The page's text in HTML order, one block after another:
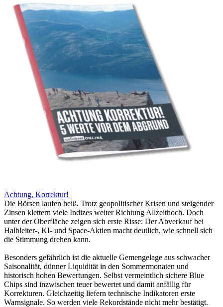
Achtung, Korrektur!
Die Börsen laufen heiß. Trotz geopolitischer Krisen und steigender
Zinsen klettern viele Indizes weiter Richtung Allzeithoch. Doch
unter der Oberfläche zeigen sich erste Risse: Der Abverkauf bei
Halbleiter-, KI- und Space-Aktien macht deutlich, wie schnell sich
die Stimmung drehen kann.
Besonders gefährlich ist die aktuelle Gemengelage aus schwacher
Saisonalität, dünner Liquidität in den Sommermonaten und
historisch hohen Bewertungen. Selbst vermeintlich sichere Blue
Chips sind inzwischen teuer bewertet und damit anfällig für
Korrekturen. Gleichzeitig liefern technische Indikatoren erste
Warnsignale. So werden viele Rekordstände nicht mehr bestätigt.